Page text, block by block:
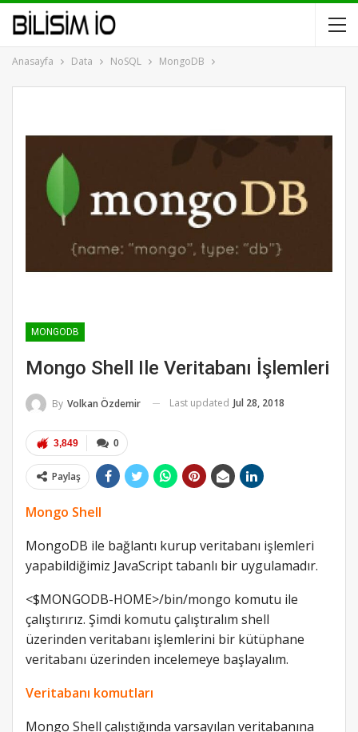
Anasayfa Data NoSQL MongoDB
MONGODB
Mongo Shell Ile Veritabanı İşlemleri
By Volkan Özdemir Last updated Jul 28, 2018
0
3,849
Paylaş
Mongo Shell
MongoDB ile bağlantı kurup veritabanı işlemleri
yapabildiğimiz JavaScript tabanlı bir uygulamadır.
<$MONGODB-HOME>/bin/mongo komutu ile
çalıştırırız. Şimdi komutu çalıştıralım shell
üzerinden veritabanı işlemlerini bir kütüphane
veritabanı üzerinden incelemeye başlayalım.
Veritabanı komutları
Mongo Shell çalıştığında varsayılan veritabanına